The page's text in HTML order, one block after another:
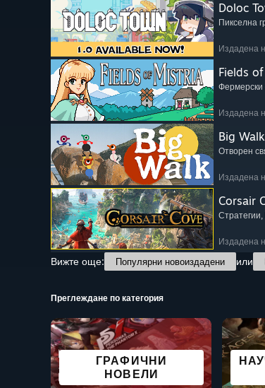
Doloc
Пикселна
Издадена
Fields
Фермерски
Издадена
Big Walk
Отворен
Издадена
Corsair
Стратегии
Издадена
Вижте още:
Популярни новоиздадени или
Преглеждане по категория
ГРАФИЧНИ
НОВЕЛИ
ОЦЕЛЯВАНЕ
ПРИКЛЮЧЕНСКА
АНИМЕ